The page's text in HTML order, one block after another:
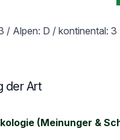
/ Alpen: D / kontinental: 3
der Art
(Meinunger &